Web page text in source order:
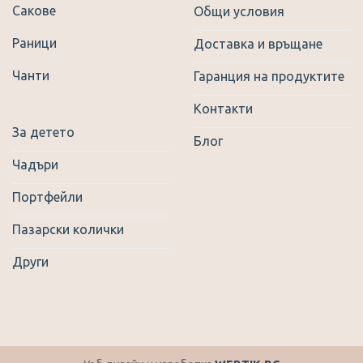
Сакове
Раници
Чанти
За детето
Чадъри
Портфейли
Пазарски колички
Други
Общи условия
Доставка и връщане
Гаранция на продуктите
Контакти
Блог